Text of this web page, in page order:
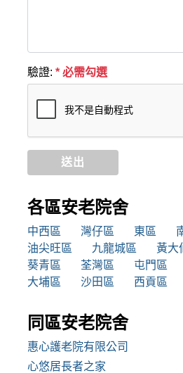
驗證: * 必需勾選
送出
各區安老院舍
中西區 灣仔區 東區
油尖旺區
九龍城區 黃大
葵青區
荃灣區 屯門區
大埔區
沙田區 西貢區
同區安老院舍
惠心護老院有限公司
心悠居長者之家